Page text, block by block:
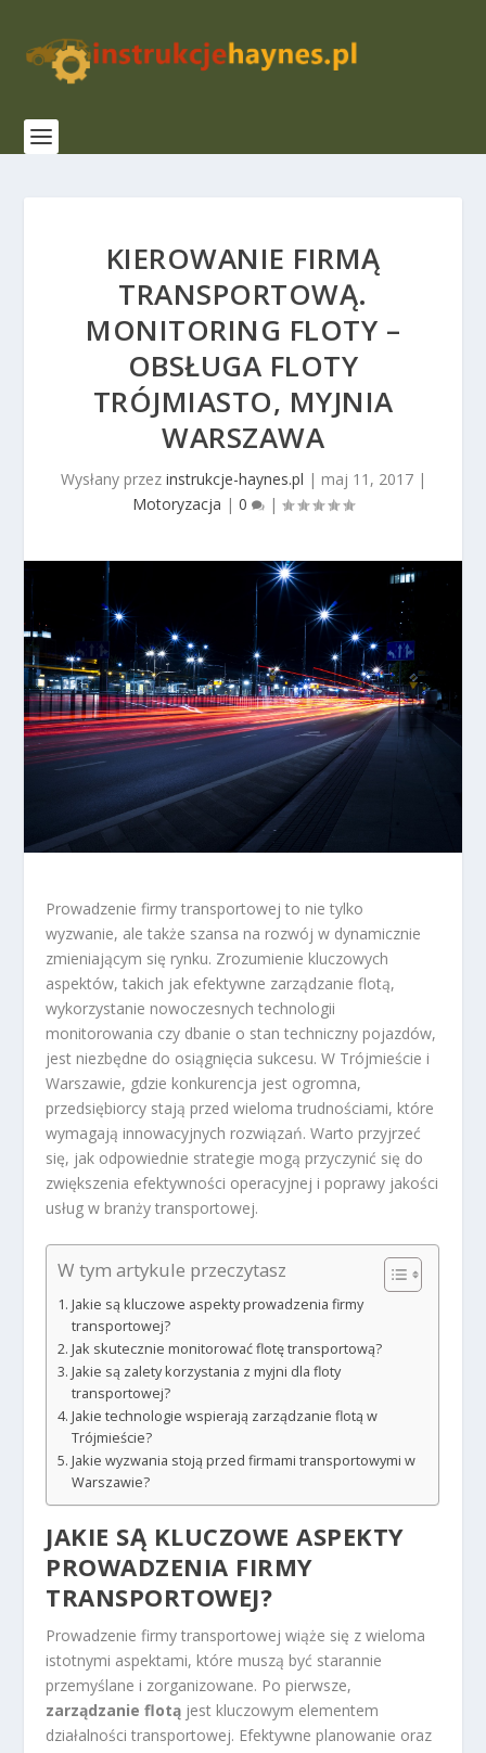
KIEROWANIE FIRMĄ
TRANSPORTOWĄ.
MONITORING FLOTY –
OBSŁUGA FLOTY
TRÓJMIASTO, MYJNIA
WARSZAWA
Wysłany przez instrukcje-haynes.pl | maj 11, 2017|
Motoryzacja | 0 |
Prowadzenie firmy transportowej to nie tylko
wyzwanie, ale także szansa na rozwój w dynamicznie
zmieniającym się rynku. Zrozumienie kluczowych
aspektów, takich jak efektywne zarządzanie flotą,
wykorzystanie nowoczesnych technologii
monitorowania czy dbanie o stan techniczny pojazdów,
jest niezbędne do osiągnięcia sukcesu. W Trójmieście i
Warszawie, gdzie konkurencja jest ogromna,
przedsiębiorcy stają przed wieloma trudnościami, które
wymagają innowacyjnych rozwiązań. Warto przyjrzeć
się, jak odpowiednie strategie mogą przyczynić się do
zwiększenia efektywności operacyjnej i poprawy jakości
usług w branży transportowej.
W tym artykule przeczytasz
Jakie są kluczowe aspekty prowadzenia firmy
transportowej?
Jak skutecznie monitorować flotę transportową?
Jakie są zalety korzystania z myjni dla floty
transportowej?
Jakie technologie wspierają zarządzanie flotą w
Trójmieście?
Jakie wyzwania stoją przed firmami transportowymi w
Warszawie?
JAKIE SĄ KLUCZOWE ASPEKTY
PROWADZENIA FIRMY
TRANSPORTOWEJ?
Prowadzenie firmy transportowej wiąże się z wieloma
istotnymi aspektami, które muszą być starannie
przemyślane i zorganizowane. Po pierwsze,
zarządzanie flotą jest kluczowym elementem
działalności transportowej. Efektywne planowanie oraz